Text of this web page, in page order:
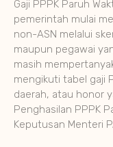
Gaji PPPK Paruh
pemerintah mulai
non-ASN melalui
maupun pegawai
masih
mengikuti tabel gaji
daerah, atau honor
Penghasilan PPPK
Keputusan Menteri